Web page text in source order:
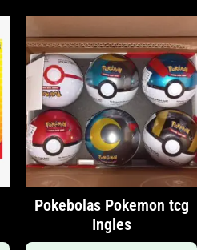
Pokebolas Pokemon tcg
Ingles